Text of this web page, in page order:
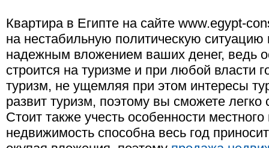
Квартира в Египте на сайте www.egypt-
на нестабильную политическую
надежным вложением ваших денег, ведь
строится на туризме и при любой власти
туризм, не ущемляя при этом интересы
развит туризм, поэтому вы сможете
Стоит также учесть особенности
недвижимость способна весь год